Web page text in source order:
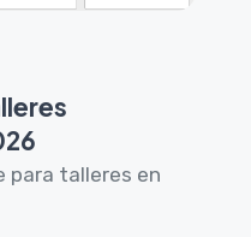
para talleres en